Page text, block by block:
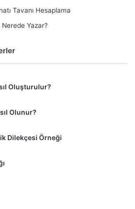
Tavanı Hesaplama
Yazar?
Oluşturulur?
Olunur?
Dilekçesi Örneği